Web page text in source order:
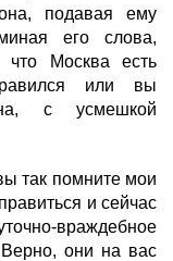
подавая ему
его слова,
что Москва есть
или вы
с усмешкой
так помните мои
и сейчас
враждебное
они на вас